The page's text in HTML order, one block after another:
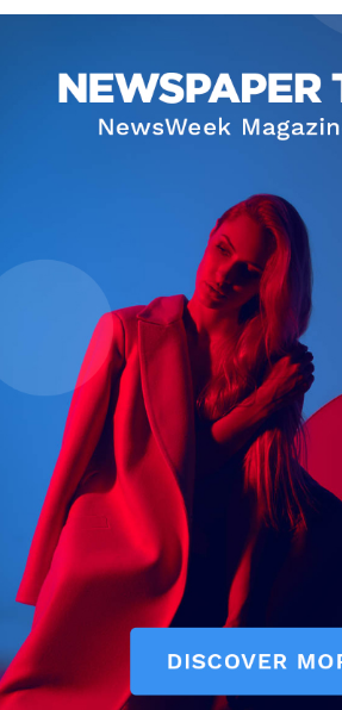
تور بېكىتىمىز